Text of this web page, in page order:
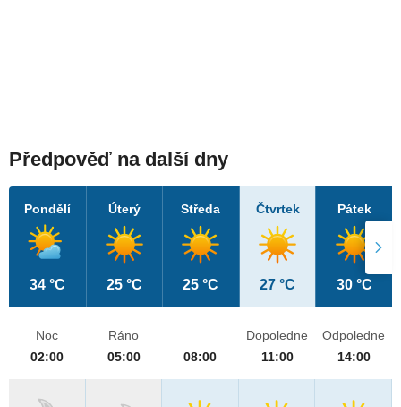
Předpověď na další dny
Pondělí
34 °C
Úterý
25 °C
Středa
25 °C
Čtvrtek
27 °C
Pátek
30 °C
Noc
02:00
Ráno
05:00
08:00
Dopoledne
11:00
Odpoledne
14:00